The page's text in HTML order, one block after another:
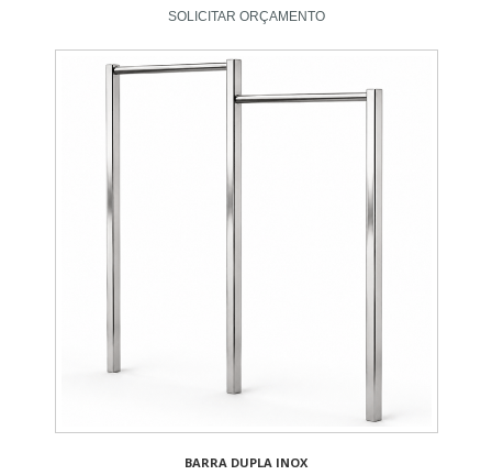
SOLICITAR ORÇAMENTO
BARRA DUPLA INOX